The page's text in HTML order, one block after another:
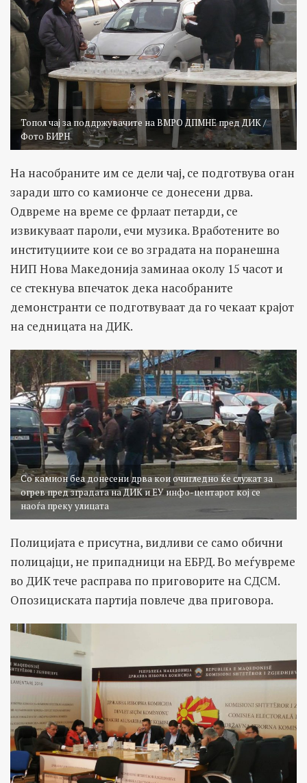
Топол чај за поддржувачите на ВМРО ДПМНЕ пред ДИК /
Фото БИРН
На насобраните им се дели чај, се подготвува оган
заради што со камионче се донесени дрва.
Одвреме на време се фрлаат петарди, се
извикуваат пароли, ечи музика. Вработените во
институциите кои се во зградата на поранешна
НИП Нова Македонија заминаа околу 15 часот и
се стекнува впечаток дека насобраните
демонстранти се подготвуваат да го чекаат крајот
на седницата на ДИК.
Со камион беа донесени дрва кои очигледно ќе служат за
огрев пред зградата на ДИК и ЕУ инфо-центарот кој се
наоѓа преку улицата
Полицијата е присутна, видливи се само обични
полицајци, не припадници на ЕБРД. Во меѓувреме
во ДИК тече расправа по приговорите на СДСМ.
Опозициската партија повлече два приговора.